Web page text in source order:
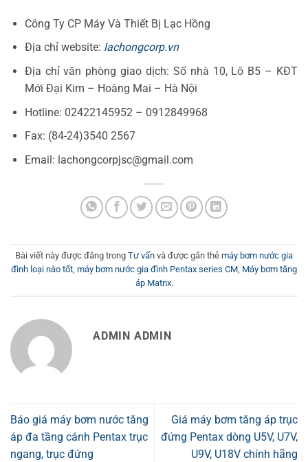
Công Ty CP Máy Và Thiết Bị Lạc Hồng
Địa chỉ website: lachongcorp.vn
Địa chỉ văn phòng giao dịch: Số nhà 10, Lô B5 – KĐT
Mới Đại Kim – Hoàng Mai – Hà Nội
Hotline: 02422145952 – 0912849968
Fax: (84-24)3540 2567
Email: lachongcorpjsc@gmail.com
Bài viết này được đăng trong Tư vấn và được gắn thẻ máy bơm nước gia
đình loại nào tốt, máy bơm nước gia đình Pentax series CM, Máy bơm tăng
áp Matrix.
ADMIN ADMIN
Báo giá máy bơm nước tăng
áp đa tầng cánh Pentax trục
ngang, trục đứng
Giá máy bơm tăng áp trục
đứng Pentax dòng U5V, U7V,
U9V, U18V chính hãng